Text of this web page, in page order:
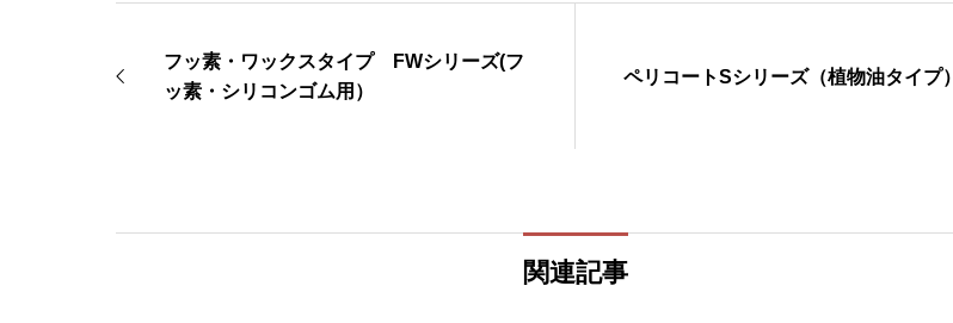
フッ素・ワックスタイプ FWシリーズ(フ
ッ素・シリコンゴム用）
ペリコートSシリーズ（植物油タイプ）
関連記事